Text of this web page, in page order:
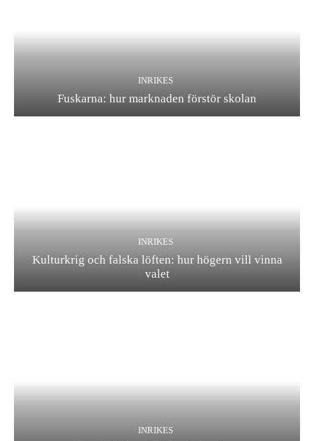
INRIKES
Fuskarna: hur marknaden förstör skolan
INRIKES
Kulturkrig och falska löften: hur högern vill vinna
valet
INRIKES